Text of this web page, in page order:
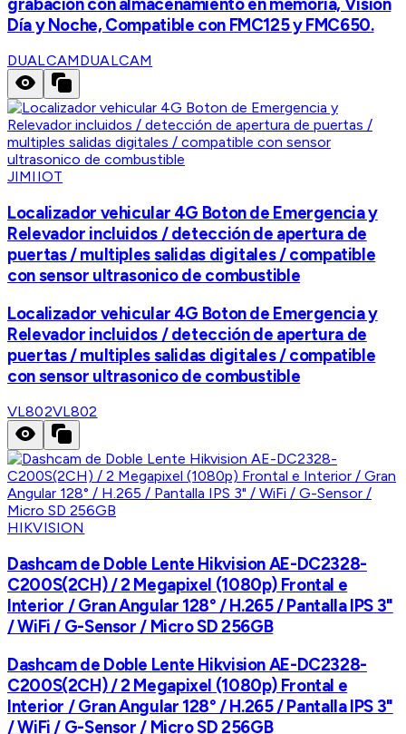
Día y Noche, Compatible con FMC125 y FMC650.
DUALCAMDUALCAM
JIMIIOT
Localizador vehicular 4G Boton de Emergencia y
Relevador incluidos / detección de apertura de
puertas / multiples salidas digitales / compatible
con sensor ultrasonico de combustible
Localizador vehicular 4G Boton de Emergencia y
Relevador incluidos / detección de apertura de
puertas / multiples salidas digitales / compatible
con sensor ultrasonico de combustible
VL802VL802
HIKVISION
Dashcam de Doble Lente Hikvision AE-DC2328-
C200S(2CH) / 2 Megapixel (1080p) Frontal e
Interior / Gran Angular 128° / H.265 / Pantalla IPS 3"
/ WiFi / G-Sensor / Micro SD 256GB
Dashcam de Doble Lente Hikvision AE-DC2328-
C200S(2CH) / 2 Megapixel (1080p) Frontal e
Interior / Gran Angular 128° / H.265 / Pantalla IPS 3"
/ WiFi / G-Sensor / Micro SD 256GB